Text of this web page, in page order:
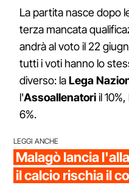
La partita nasce dopo
terza mancata
andrà al voto il 22
tutti i voti hanno lo
diverso: laLega
l'Assoallenatoriil 10%,
6%.
LEGGI ANCHE
Malagò lancia
il calcio rischia il